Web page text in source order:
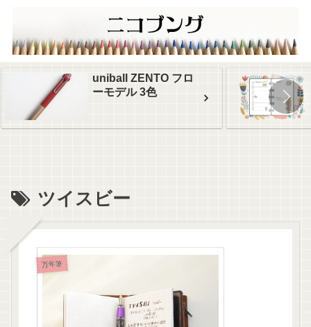
uniball ZENTO フロ
ーモデル 3色
ツイスビー
万年筆